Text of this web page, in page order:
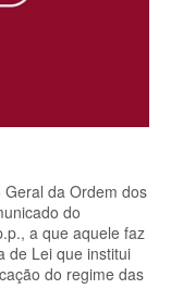
da Ordem dos
do
a que aquele faz
de Lei que institui
do regime das